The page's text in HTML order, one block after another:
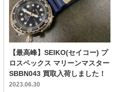
【最高峰】SEIKO(セイコー) プ
ロスペックス マリーンマスター
SBBN043 買取入荷しました！
2023.06.30